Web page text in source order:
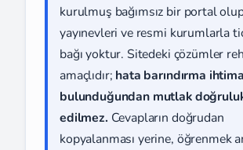
kurulmuş bağımsız bir portal
yayınevleri ve resmi kurumlarla
bağı yoktur. Sitedeki çözümler
amaçlıdır; hata barındırma
bulunduğundan mutlak
edilmez. Cevapların doğrudan
kopyalanması yerine, öğrenmek